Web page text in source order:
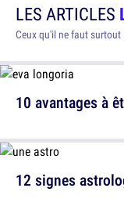
LES ARTICLES
Ceux qu'il ne faut surtout
10 avantages à
12 signes